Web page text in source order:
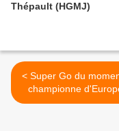
Thépault (HGMJ)
< Super Go du moment (et
championne
Myriam Soumaré